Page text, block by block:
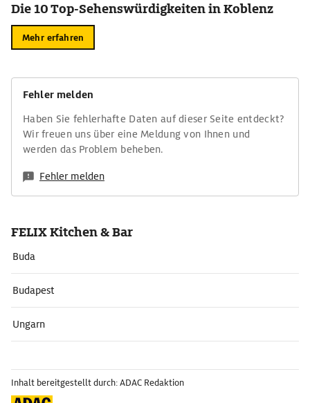
Die 10 Top-Sehenswürdigkeiten in Koblenz
Mehr erfahren
Fehler melden
Haben Sie fehlerhafte Daten auf dieser Seite entdeckt?
Wir freuen uns über eine Meldung von Ihnen und
werden das Problem beheben.
Fehler melden
FELIX Kitchen & Bar
Buda
Budapest
Ungarn
Inhalt bereitgestellt durch: ADAC Redaktion